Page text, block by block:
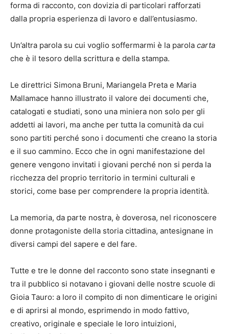
forma di racconto, con dovizia di particolari rafforzati
dalla propria esperienza di lavoro e dall’entusiasmo.
Un’altra parola su cui voglio soffermarmi è la parola carta
che è il tesoro della scrittura e della stampa.
Le direttrici Simona Bruni, Mariangela Preta e Maria
Mallamace hanno illustrato il valore dei documenti che,
catalogati e studiati, sono una miniera non solo per gli
addetti ai lavori, ma anche per tutta la comunità da cui
sono partiti perché sono i documenti che creano la storia
e il suo cammino. Ecco che in ogni manifestazione del
genere vengono invitati i giovani perché non si perda la
ricchezza del proprio territorio in termini culturali e
storici, come base per comprendere la propria identità.
La memoria, da parte nostra, è doverosa, nel riconoscere
donne protagoniste della storia cittadina, antesignane in
diversi campi del sapere e del fare.
Tutte e tre le donne del racconto sono state insegnanti e
tra il pubblico si notavano i giovani delle nostre scuole di
Gioia Tauro: a loro il compito di non dimenticare le origini
e di aprirsi al mondo, esprimendo in modo fattivo,
creativo, originale e speciale le loro intuizioni,